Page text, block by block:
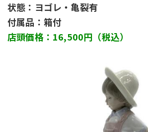
状態：ヨゴレ・亀裂有
付属品：箱付
店頭価格：16,500円（税込）